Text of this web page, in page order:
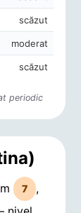
scăzut
moderat
scăzut
periodic
7
,